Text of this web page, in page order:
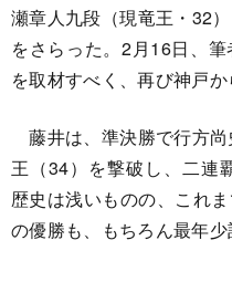
瀬章人九段（現竜王・32
をさらった。2月16日、
を取材すべく、再び神戸か
藤井は、準決勝で行方
王（34）を撃破し、二連
歴史は浅いものの、これ
の優勝も、もちろん最年少